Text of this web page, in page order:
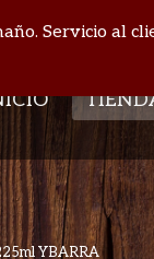
Servicio al
YBARRA